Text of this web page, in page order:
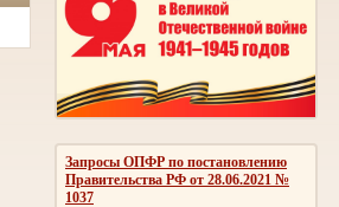
Запросы ОПФР по постановлению
Правительства РФ от 28.06.2021 №
1037